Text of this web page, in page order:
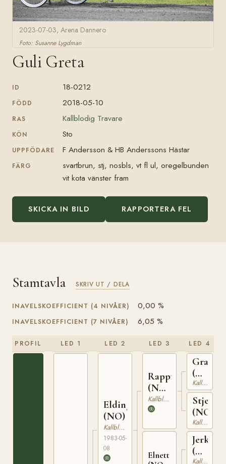
2023-07-03, Arena Dannero
Foto: Susanne Lygdman
Guli Greta
ID 18-0212
FÖDD 2018-05-10
RAS Kallblodig Travare
KÖN Sto
UPPFÖDARE F Andersson & HB Anderssons Hästar
FÄRG
svartbrun, stj, nosbls, vt fl ul, oregelbunden
vit kota vänster fram
SKICKA IN BILD RAPPORTERA FEL
Stamtavla SKRIV UT / DELA
INAVELSKOEFFICIENT (4 NIVÅER) 0,00 %
INAVELSKOEFFICIENT (7 NIVÅER) 6,05 %
PROFIL LED 1 LED 2
Elding
(NO)
Kallblodig Travare
1983-05-
08
LED 3
Rappfot
(NO)
NT
75
Kallblodig Travare
Elnett
LED 4
(NO)
NT
52
Kallblodig Travare
(NO)
Kallblodig Travare
Jerker
(NO)
Kallblodig Travare